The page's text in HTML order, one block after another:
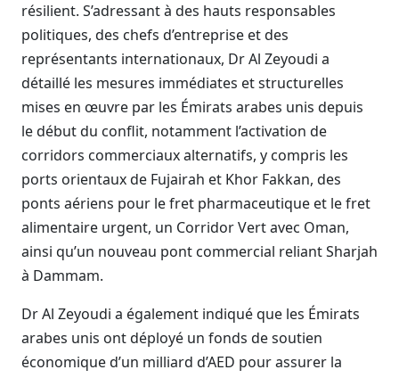
résilient. S’adressant à des hauts responsables
politiques, des chefs d’entreprise et des
représentants internationaux, Dr Al Zeyoudi a
détaillé les mesures immédiates et structurelles
mises en œuvre par les Émirats arabes unis depuis
le début du conflit, notamment l’activation de
corridors commerciaux alternatifs, y compris les
ports orientaux de Fujairah et Khor Fakkan, des
ponts aériens pour le fret pharmaceutique et le fret
alimentaire urgent, un Corridor Vert avec Oman,
ainsi qu’un nouveau pont commercial reliant Sharjah
à Dammam.
Dr Al Zeyoudi a également indiqué que les Émirats
arabes unis ont déployé un fonds de soutien
économique d’un milliard d’AED pour assurer la